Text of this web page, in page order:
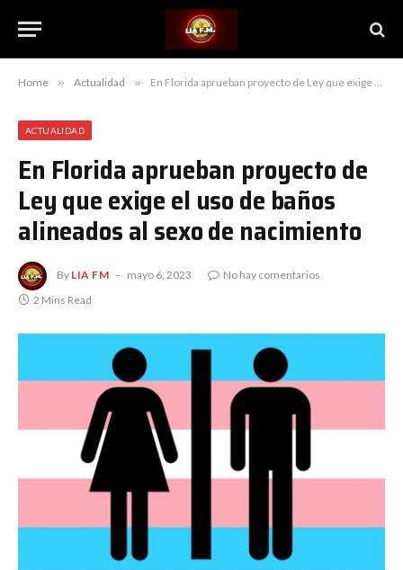
Home » Actualidad » En Florida aprueban proyecto de Ley que exige el uso de baños alineados al sexo de nacimiento
ACTUALIDAD
En Florida aprueban proyecto de
Ley que exige el uso de baños
alineados al sexo de nacimiento
By LIA FM mayo 6, 2023
No hay comentarios
2 Mins Read